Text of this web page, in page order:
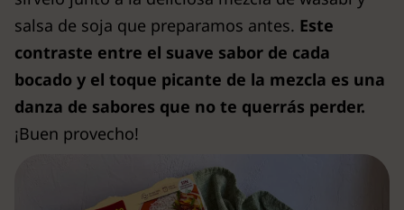
salsa de soja que preparamos antes. Este
contraste entre el suave sabor de cada
bocado y el toque picante de la mezcla es una
danza de sabores que no te querrás perder.
¡Buen provecho!